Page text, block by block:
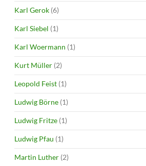
Karl Gerok (6)
Karl Siebel (1)
Karl Woermann (1)
Kurt Müller (2)
Leopold Feist (1)
Ludwig Börne (1)
Ludwig Fritze (1)
Ludwig Pfau (1)
Martin Luther (2)